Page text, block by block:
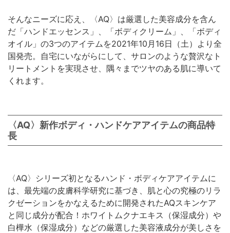
そんなニーズに応え、〈AQ〉は厳選した美容成分を含ん
だ「ハンドエッセンス」、「ボディクリーム」、「ボディ
オイル」の3つのアイテムを2021年10月16日（土）より全
国発売。自宅にいながらにして、サロンのような贅沢なト
リートメントを実現させ、隅々までツヤのある肌に導いて
くれます。
〈AQ〉新作ボディ・ハンドケアアイテムの商品特
長
〈AQ〉シリーズ初となるハンド・ボディケアアイテムに
は、最先端の皮膚科学研究に基づき、肌と心の究極のリラ
クゼーションをかなえるために開発されたAQスキンケア
と同じ成分が配合！ホワイトムクナエキス（保湿成分）や
白樺水（保湿成分）などの厳選した美容液成分が美しさを